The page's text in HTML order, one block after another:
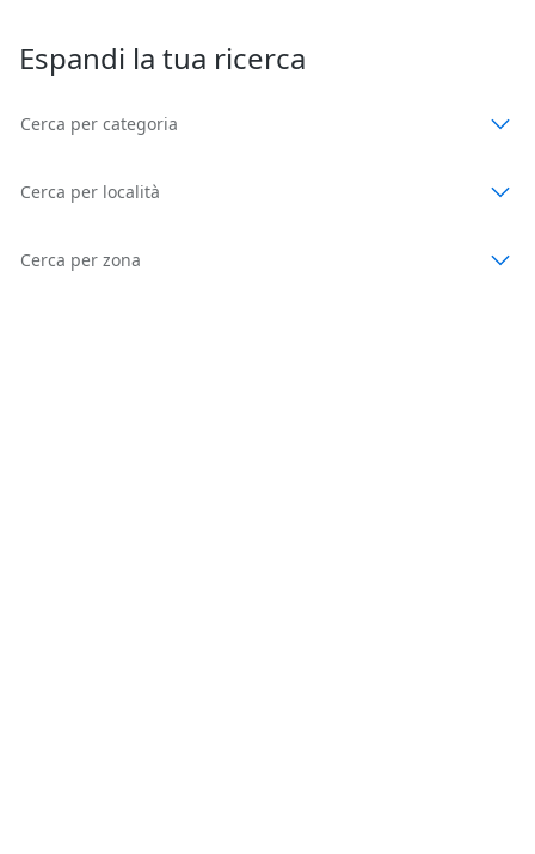
Espandi la tua ricerca
Cerca per categoria
Cerca per località
Cerca per zona